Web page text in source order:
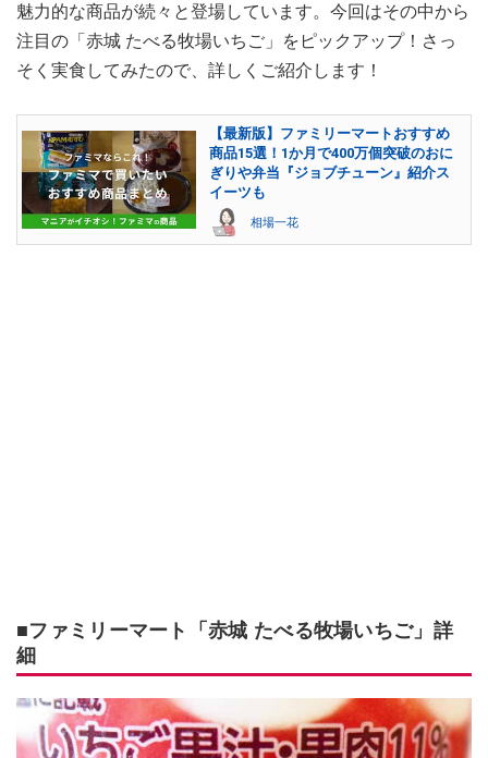
魅力的な商品が続々と登場しています。今回はその中から
注目の「赤城 たべる牧場いちご」をピックアップ！さっ
そく実食してみたので、詳しくご紹介します！
【最新版】ファミリーマートおすすめ
商品15選！1か月で400万個突破のおに
ぎりや弁当『ジョブチューン』紹介ス
イーツも
相場一花
■ファミリーマート「赤城 たべる牧場いちご」詳
細